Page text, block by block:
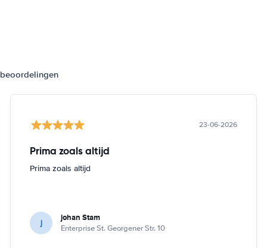
23-06-2026
Prima zoals altijd
Prima zoals altijd
j johan Stam
Enterprise St. Georgener Str. 10